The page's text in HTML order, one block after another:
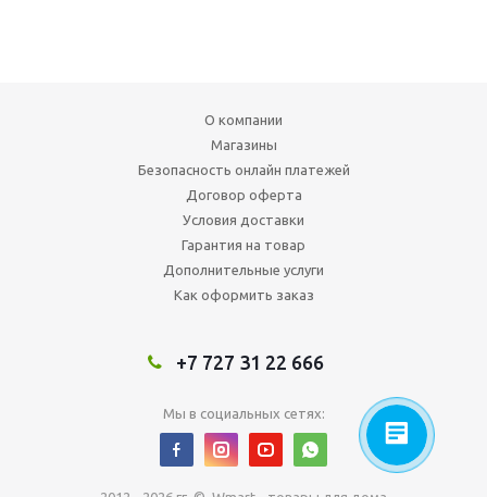
О компании
Магазины
Безопасность онлайн платежей
Договор оферта
Условия доставки
Гарантия на товар
Дополнительные услуги
Как оформить заказ
+7 727 31 22 666
Мы в социальных сетях: